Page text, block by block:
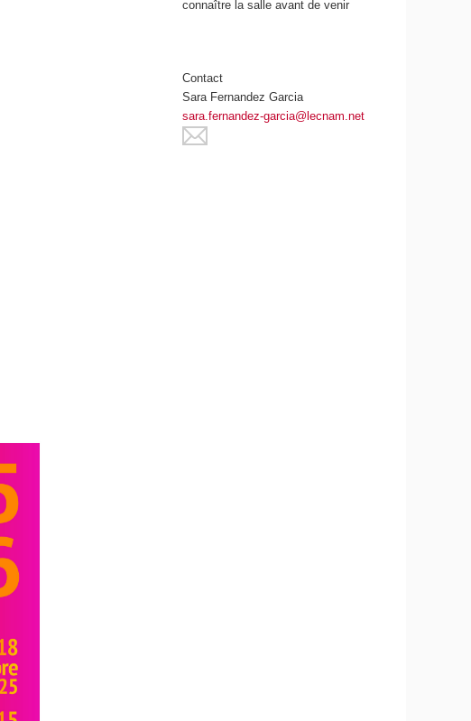
connaître la salle avant de venir
Contact
Sara Fernandez Garcia
sara.fernandez-garcia@lecnam.net